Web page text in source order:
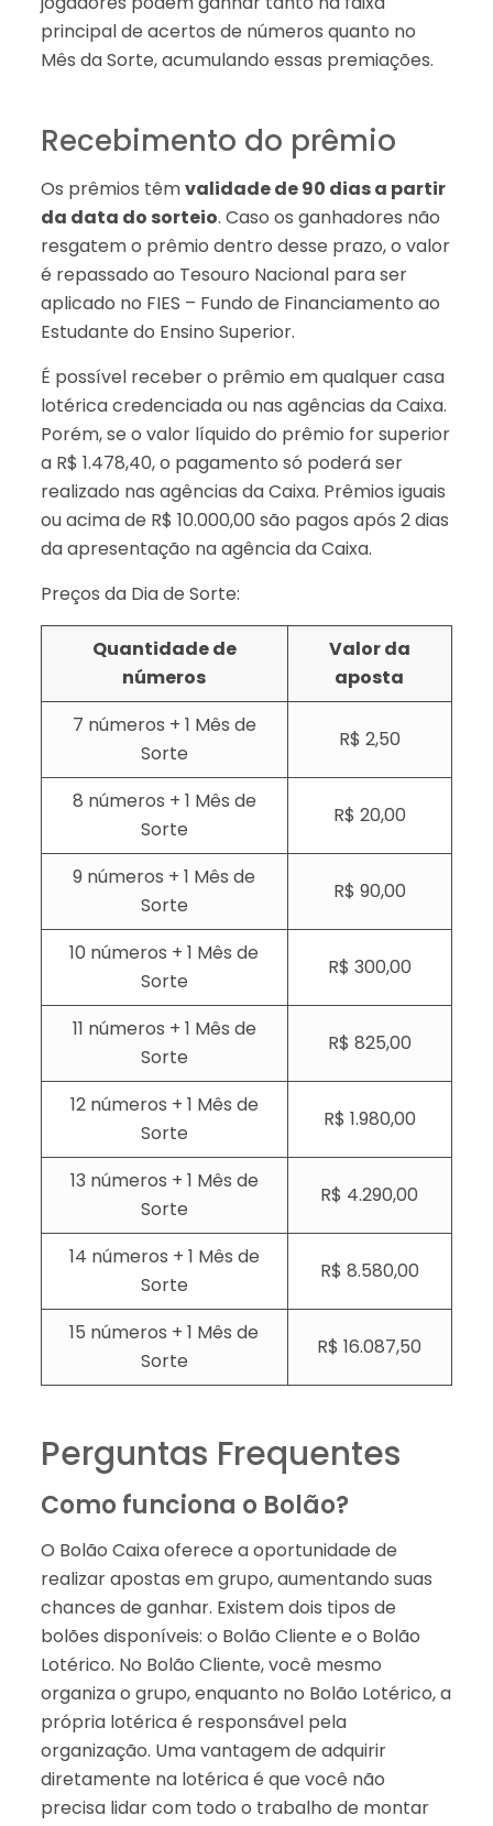
principal de acertos de números quanto no
Mês da Sorte, acumulando essas premiações.
Recebimento do prêmio
Os prêmios têmvalidade de 90 dias a partir
da data do sorteio. Caso os ganhadores não
resgatem o prêmio dentro desse prazo, o valor
é repassado ao Tesouro Nacional para ser
aplicado no FIES – Fundo de Financiamento ao
Estudante do Ensino Superior.
É possível receber o prêmio em qualquer casa
lotérica credenciada ou nas agências da Caixa.
Porém, se o valor líquido do prêmio for superior
a R$ 1.478,40, o pagamento só poderá ser
realizado nas agências da Caixa. Prêmios iguais
ou acima de R$ 10.000,00 são pagos após 2 dias
da apresentação na agência da Caixa.
Preços da Dia de Sorte:
Quantidade de
números
Valor da
aposta
7 números + 1 Mês de
Sorte
R$ 2,50
8 números + 1 Mês de
Sorte
R$ 20,00
9 números + 1 Mês de
Sorte
R$ 90,00
10 números + 1 Mês de
Sorte
R$ 300,00
11 números + 1 Mês de
Sorte
R$ 825,00
12 números + 1 Mês de
Sorte
R$ 1.980,00
13 números + 1 Mês de
Sorte
R$ 4.290,00
14 números + 1 Mês de
Sorte
R$ 8.580,00
15 números + 1 Mês de
Sorte
R$ 16.087,50
Perguntas Frequentes
Como funciona o Bolão?
O Bolão Caixa oferece a oportunidade de
realizar apostas em grupo, aumentando suas
chances de ganhar. Existem dois tipos de
bolões disponíveis: o Bolão Cliente e o Bolão
Lotérico. No Bolão Cliente, você mesmo
organiza o grupo, enquanto no Bolão Lotérico, a
própria lotérica é responsável pela
organização. Uma vantagem de adquirir
diretamente na lotérica é que você não
precisa lidar com todo o trabalho de montar